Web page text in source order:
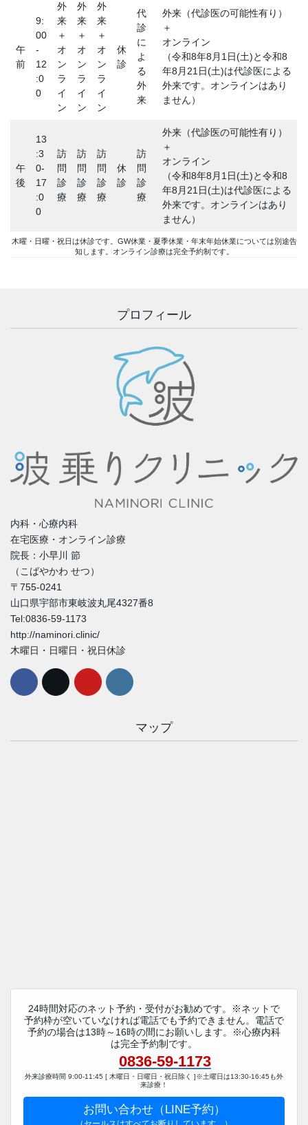
午
前
9:
00
-
12
:0
0
外
来
＋
オ
ン
ラ
イ
ン
外
来
＋
オ
ン
ラ
イ
ン
外
来
＋
オ
ン
ラ
イ
ン
休
診
代
診
に
よ
る
外
来
外来（代診医の可能性有り）
＋
オンライン
（令和8年8月1日(土)と令和8
年8月21日(土)は代診医による
外来です。オンラインはあり
ません）
午
後
13
:3
0-
17
:0
0
訪
問
診
療
訪
問
診
療
訪
問
診
療
休
診
訪
問
診
療
外来（代診医の可能性有り）
＋
オンライン
（令和8年8月1日(土)と令和8
年8月21日(土)は代診医による
外来です。オンラインはあり
ません）
木曜・日曜・祝日は休診です。GW休業・夏季休業・年末年始休業については別途告
知します。オンライン診療は完全予約制です。
プロフィール
内科・心療内科
在宅医療・オンライン診療
院長：小早川 節
（こばやかわ せつ）
〒755-0241
山口県宇部市東岐波丸尾4327番8
Tel:0836-59-1173
http://naminori.clinic/
木曜日・日曜日・祝日休診
マップ
24時間対応のネット予約・受付がお勧めです。※ネットで
予約枠が空いていなければ電話でも予約できません。電話で
予約の場合は13時～16時の間にお願いします。※心療内科
は完全予約制です。
0836-59-1173
外来診療時間 9:00-11:45 [ 木曜日・日曜日・祝日除く ]※土曜日は13:30-16:45も外
来診療！
お問い合わせ（LINE予約）